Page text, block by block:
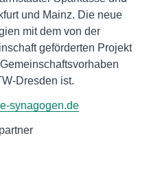
und Mainz. Die neue
mit dem von der
geförderten Projekt
Dresden ist.
synagogen.de